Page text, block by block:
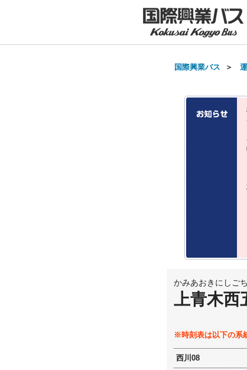
国際興業バス ＞
かみあおきにしご
上青木西
※時刻表は以下の系
西川08